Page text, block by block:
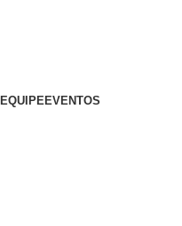
EQUIPEEVENTOS